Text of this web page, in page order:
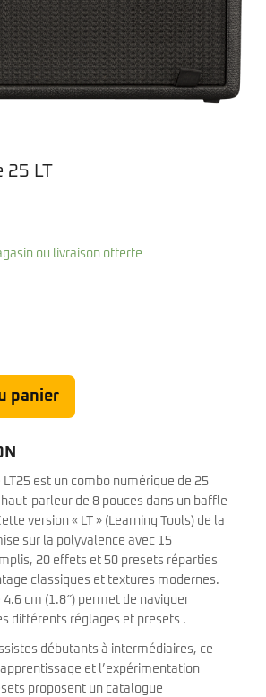
25 LT
ou livraison offerte
panier
LT25 est un combo numérique de 25
parleur de 8 pouces dans un baffle
version « LT » (Learning Tools) de la
sur la polyvalence avec 15
20 effets et 50 presets réparties
classiques et textures modernes.
4.6 cm (1.8″) permet de naviguer
différents réglages et presets .
débutants à intermédiaires, ce
et l’expérimentation
proposent un catalogue